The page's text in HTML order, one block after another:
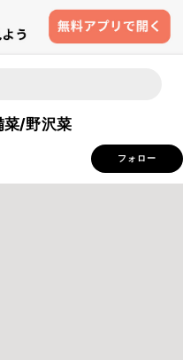
菜/野沢菜
フォロー